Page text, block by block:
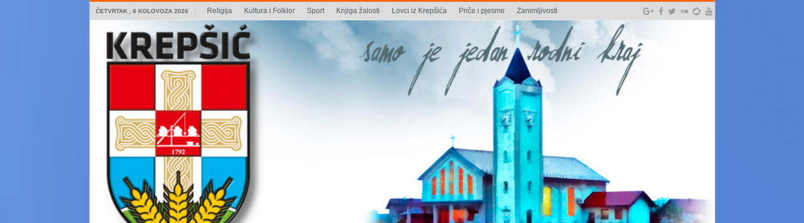
ČETVRTAK , 6 KOLOVOZA 2026 Religija Kultura i Folklor Sport Knjiga žalosti Lovci iz Krepšića Priče i pjesme Zanimljivosti